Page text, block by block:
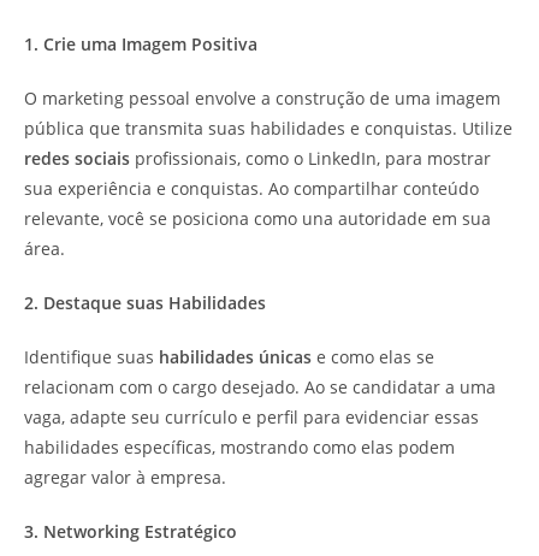
1. Crie uma Imagem Positiva
O marketing pessoal envolve a construção de uma imagem
pública que transmita suas habilidades e conquistas. Utilize
redes sociais profissionais, como o LinkedIn, para mostrar
sua experiência e conquistas. Ao compartilhar conteúdo
relevante, você se posiciona como una autoridade em sua
área.
2. Destaque suas Habilidades
Identifique suas habilidades únicas e como elas se
relacionam com o cargo desejado. Ao se candidatar a uma
vaga, adapte seu currículo e perfil para evidenciar essas
habilidades específicas, mostrando como elas podem
agregar valor à empresa.
3. Networking Estratégico